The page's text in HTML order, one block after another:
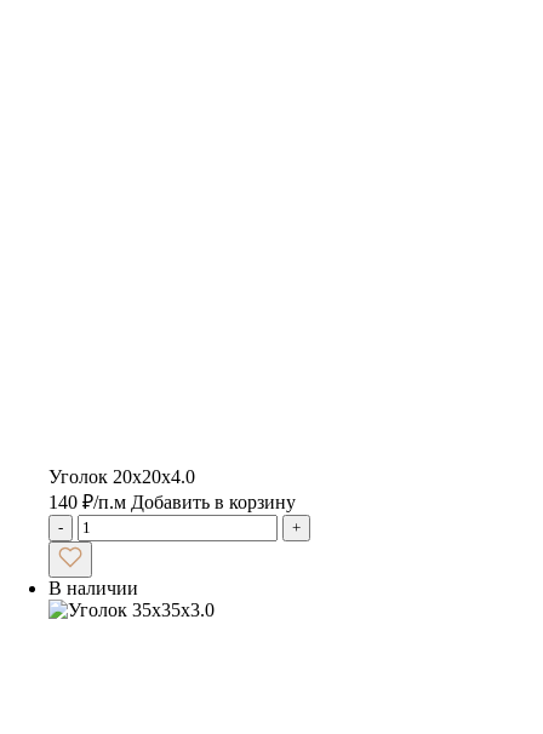
Уголок 20х20х4.0
140 ₽/п.м Добавить в корзину
- +
В наличии